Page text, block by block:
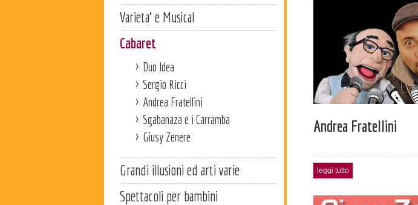
Varieta' e Musical
Cabaret
Duo Idea
Sergio Ricci
Andrea Fratellini
Sgabanaza e i Carramba
Giusy Zenere
Grandi illusioni ed arti varie
Spettacoli per bambini
Andrea Fratellini
leggi tutto